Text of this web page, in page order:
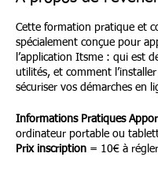
Cette formation pratique et
spécialement conçue pour
l’application Itsme : qui est
utilités, et comment
sécuriser vos démarches en
Informations Pratiques
ordinateur portable ou
Prix inscription = 10€ à